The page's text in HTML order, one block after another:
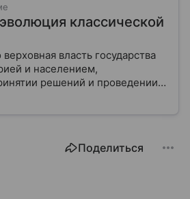
классической
власть государства
и населением,
решений и проведении
Поделиться